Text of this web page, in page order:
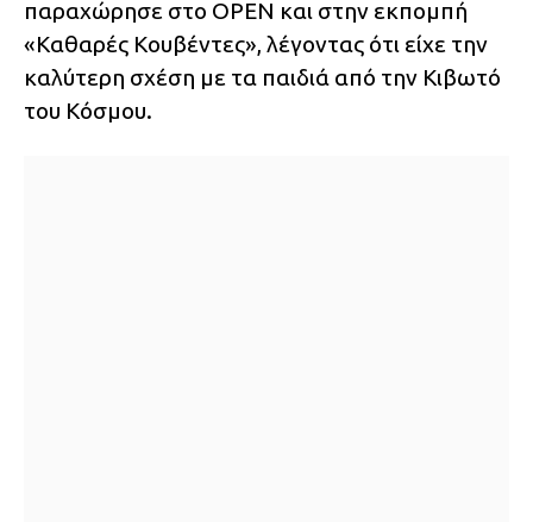
παραχώρησε στο OPEN και στην εκπομπή
«Καθαρές Κουβέντες», λέγοντας ότι είχε την
καλύτερη σχέση με τα παιδιά από την Κιβωτό
του Κόσμου.